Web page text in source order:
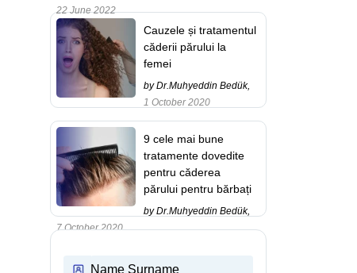
22 June 2022
Cauzele și tratamentul
căderii părului la
femei
by Dr.Muhyeddin Bedük,
1 October 2020
9 cele mai bune
tratamente dovedite
pentru căderea
părului pentru bărbați
by Dr.Muhyeddin Bedük,
7 October 2020